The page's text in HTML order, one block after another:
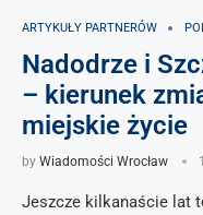
ARTYKUŁY PARTNERÓW
Nadodrze i
– kierunek
miejskie życie
by Wiadomości Wrocław
Jeszcze kilkanaście lat